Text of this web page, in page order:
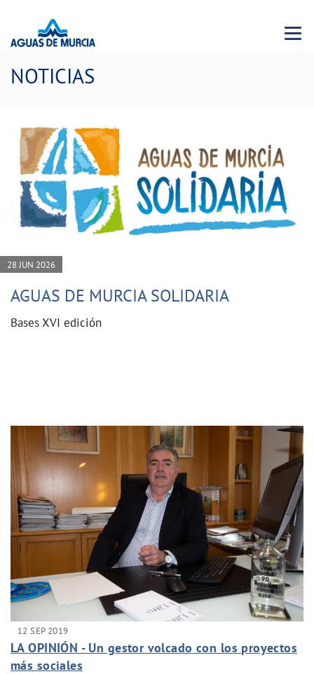
Menu
NOTICIAS
28 JUN 2026
AGUAS DE MURCIA SOLIDARIA
Bases XVI edición
12 SEP 2019
LA OPINIÓN - Un gestor volcado con los proyectos
más sociales